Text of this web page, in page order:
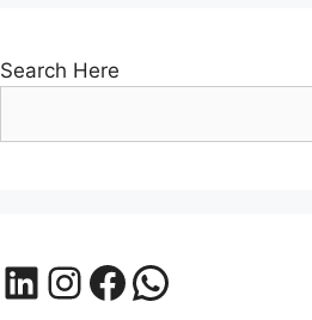
Search Here
LinkedIn
Instagram
Facebook
WhatsApp